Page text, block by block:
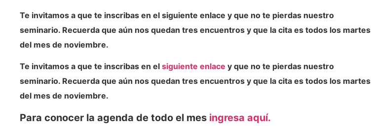
Te invitamos a que te inscribas en el siguiente enlace y que no te pierdas nuestro
seminario. Recuerda que aún nos quedan tres encuentros y que la cita es todos los martes
del mes de noviembre.
Te invitamos a que te inscribas en el siguiente enlace y que no te pierdas nuestro
seminario. Recuerda que aún nos quedan tres encuentros y que la cita es todos los martes
del mes de noviembre.
Para conocer la agenda de todo el mes ingresa aquí.